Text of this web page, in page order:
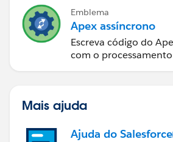
Emblema
Apex assíncrono
Escreva código do
com o
Mais ajuda
Ajuda do Salesforce